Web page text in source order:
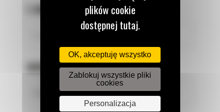
E-MAIL
NUMER TELEFONU*
plików cookie
dostępnej tutaj.
OK, akceptuję wszystko
Zablokuj wszystkie pliki
cookies
Personalizacja